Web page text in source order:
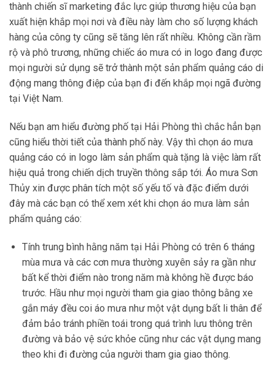
thành chiến sĩ marketing đắc lực giúp thương hiệu của bạn
xuất hiện khắp mọi nơi và điều này làm cho số lượng khách
hàng của công ty cũng sẽ tăng lên rất nhiều. Không cần rầm
rộ và phô trương, những chiếc áo mưa có in logo đang được
mọi người sử dụng sẽ trở thành một sản phẩm quảng cáo di
động mang thông điệp của bạn đi đến khắp mọi ngã đường
tại Việt Nam.
Nếu bạn am hiểu đường phố tại Hải Phòng thì chắc hẳn bạn
cũng hiểu thời tiết của thành phố này. Vậy thì chọn áo mưa
quảng cáo có in logo làm sản phẩm quà tặng là việc làm rất
hiệu quả trong chiến dịch truyền thông sắp tới. Áo mưa Sơn
Thủy xin được phân tích một số yếu tố và đặc điểm dưới
đây mà các bạn có thể xem xét khi chọn áo mưa làm sản
phẩm quảng cáo:
Tính trung bình hằng năm tại Hải Phòng có trên 6 tháng
mùa mưa và các cơn mưa thường xuyên sảy ra gần như
bất kể thời điểm nào trong năm mà không hề được báo
trước. Hầu như mọi người tham gia giao thông bằng xe
gắn máy đều coi áo mưa như một vật dụng bất li thân để
đảm bảo tránh phiền toái trong quá trình lưu thông trên
đường và bảo vệ sức khỏe cũng như các vật dụng mang
theo khi đi đường của người tham gia giao thông.